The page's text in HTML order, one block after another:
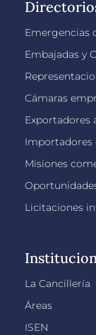
Emergencias
Embajadas y
Cámaras
Exportadores
Importadores
Misiones
Licitaciones
La Cancillería
Áreas
ISEN